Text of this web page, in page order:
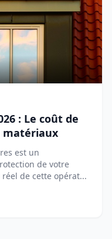
: Le coût de
matériaux
est un
de votre
de cette opérat...